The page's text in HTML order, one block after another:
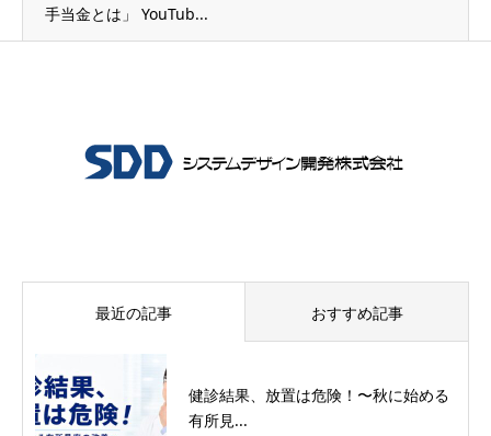
手当金とは」 YouTub...
最近の記事 おすすめ記事
健診結果、放置は危険！〜秋に始める
有所見...